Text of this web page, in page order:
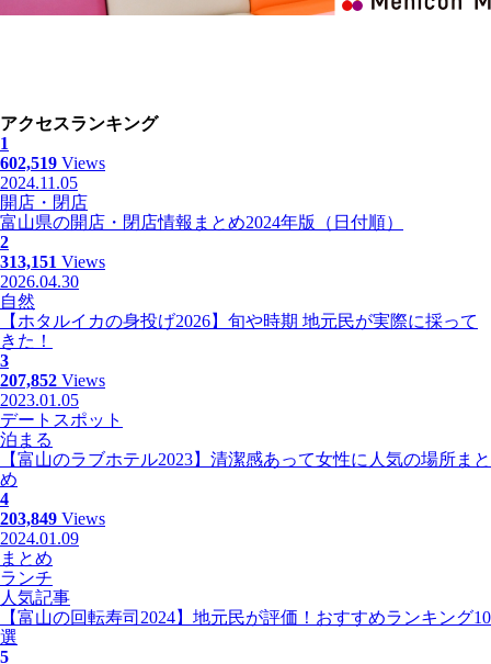
アクセスランキング
1
602,519 Views
2024.11.05
開店・閉店
富山県の開店・閉店情報まとめ2024年版（日付順）
2
313,151 Views
2026.04.30
自然
【ホタルイカの身投げ2026】旬や時期 地元民が実際に採って
きた！
3
207,852 Views
2023.01.05
デートスポット
泊まる
【富山のラブホテル2023】清潔感あって女性に人気の場所まと
め
4
203,849 Views
2024.01.09
まとめ
ランチ
人気記事
【富山の回転寿司2024】地元民が評価！おすすめランキング10
選
5